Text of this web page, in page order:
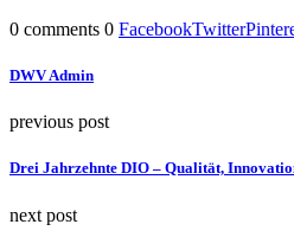
0 comments 0 FacebookTwitter
DWV Admin
previous post
Drei Jahrzehnte DIO – Qualität,
next post